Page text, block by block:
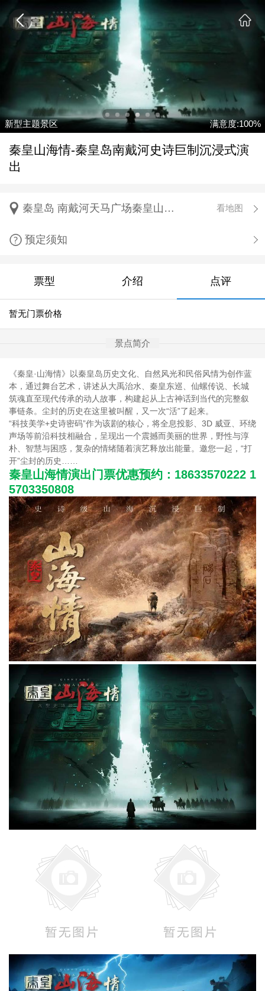
新型主题景区 满意度:100%
秦皇山海情-秦皇岛南戴河史诗巨制沉浸式演
出
秦皇岛 南戴河天马广场秦皇山海情剧场 看地图
预定须知
票型 介绍 点评
暂无门票价格
景点简介
《秦皇·山海情》以秦皇岛历史文化、自然风光和民俗风情为创作蓝
本，通过舞台艺术，讲述从大禹治水、秦皇东巡、仙螺传说、长城
筑魂直至现代传承的动人故事，构建起从上古神话到当代的完整叙
事链条。尘封的历史在这里被叫醒，又一次“活”了起来。
“科技美学+史诗密码”作为该剧的核心，将全息投影、3D 威亚、环绕
声场等前沿科技相融合，呈现出一个震撼而美丽的世界，野性与淳
朴、智慧与困惑，复杂的情绪随着演艺释放出能量。邀您一起，“打
开”尘封的历史……
秦皇山海情演出门票优惠预约：18633570222 1
5703350808